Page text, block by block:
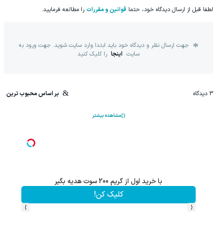
لطفا قبل از ارسال دیدگاه خود، حتما قوانین و مقررات را مطالعه فرمایید.
جهت ارسال نظر و دیدگاه خود باید ابتدا وارد سایت شوید. جهت ورود به
سایت اینجا را کلیک کنید
3 دیدگاه بر اساس محبوب ترین
مشاهده بیشتر
با خرید اول از گریم 200 سوت هدیه بگیر
کلیک کن!
‹
›